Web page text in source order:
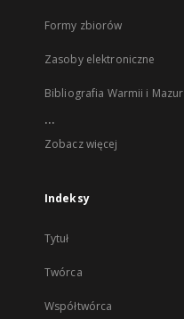
Formy zbiorów
Zasoby elektroniczne
Bibliografia Warmii i Mazur
...
Zobacz więcej
Indeksy
Tytuł
Twórca
Współtwórca